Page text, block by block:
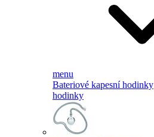
menu
Bateriové kapesní hodinky
hodinky